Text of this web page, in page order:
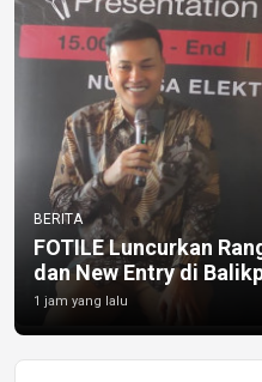
BERITA
FOTILE Luncurkan
dan New Entry di
1 jam yang lalu